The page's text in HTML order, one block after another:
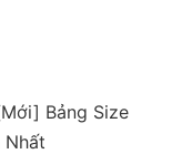
Bảng Size
Nhất